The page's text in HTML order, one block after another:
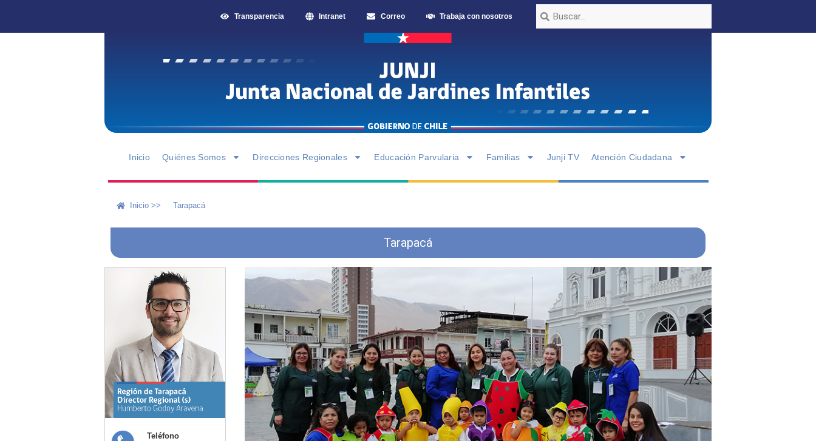
Transparencia Intranet Correo Trabaja con nosotros
Inicio Quiénes Somos Direcciones Regionales Educación Parvularia Familias Junji TV Atención Ciudadana
Inicio >> Tarapacá
Tarapacá
Teléfono